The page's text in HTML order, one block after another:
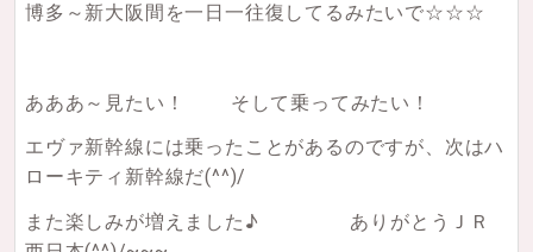
博多～新大阪間を一日一往復してるみたいで☆☆☆
あああ～見たい！ そして乗ってみたい！
エヴァ新幹線には乗ったことがあるのですが、次はハ
ローキティ新幹線だ(^^)/
また楽しみが増えました♪ ありがとうＪＲ